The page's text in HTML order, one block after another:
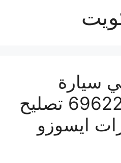
سيارة
ايسوزو 69622745 تصليح
ايسوزو